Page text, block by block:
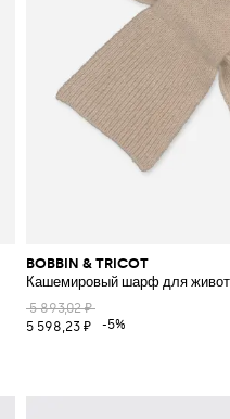
BOBBIN & TRICOT
Кашемировый шарф для
5 893,02 ₽
5 598,23 ₽
-5%